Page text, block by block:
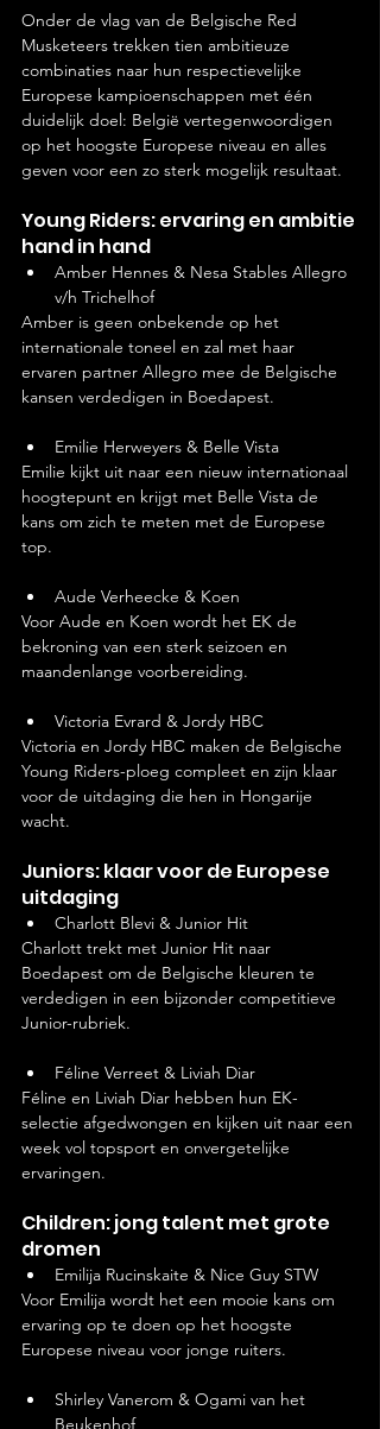
Onder de vlag van de Belgische Red
Musketeers trekken tien ambitieuze
combinaties naar hun respectievelijke
Europese kampioenschappen met één
duidelijk doel: België vertegenwoordigen
op het hoogste Europese niveau en alles
geven voor een zo sterk mogelijk resultaat.
Young Riders: ervaring en ambitie
hand in hand
Amber Hennes & Nesa Stables Allegro
v/h Trichelhof
Amber is geen onbekende op het
internationale toneel en zal met haar
ervaren partner Allegro mee de Belgische
kansen verdedigen in Boedapest.
Emilie Herweyers & Belle Vista
Emilie kijkt uit naar een nieuw internationaal
hoogtepunt en krijgt met Belle Vista de
kans om zich te meten met de Europese
top.
Aude Verheecke & Koen
Voor Aude en Koen wordt het EK de
bekroning van een sterk seizoen en
maandenlange voorbereiding.
Victoria Evrard & Jordy HBC
Victoria en Jordy HBC maken de Belgische
Young Riders-ploeg compleet en zijn klaar
voor de uitdaging die hen in Hongarije
wacht.
Juniors: klaar voor de Europese
uitdaging
Charlott Blevi & Junior Hit
Charlott trekt met Junior Hit naar
Boedapest om de Belgische kleuren te
verdedigen in een bijzonder competitieve
Junior-rubriek.
Féline Verreet & Liviah Diar
Féline en Liviah Diar hebben hun EK-
selectie afgedwongen en kijken uit naar een
week vol topsport en onvergetelijke
ervaringen.
Children: jong talent met grote
dromen
Emilija Rucinskaite & Nice Guy STW
Voor Emilija wordt het een mooie kans om
ervaring op te doen op het hoogste
Europese niveau voor jonge ruiters.
Shirley Vanerom & Ogami van het
Beukenhof